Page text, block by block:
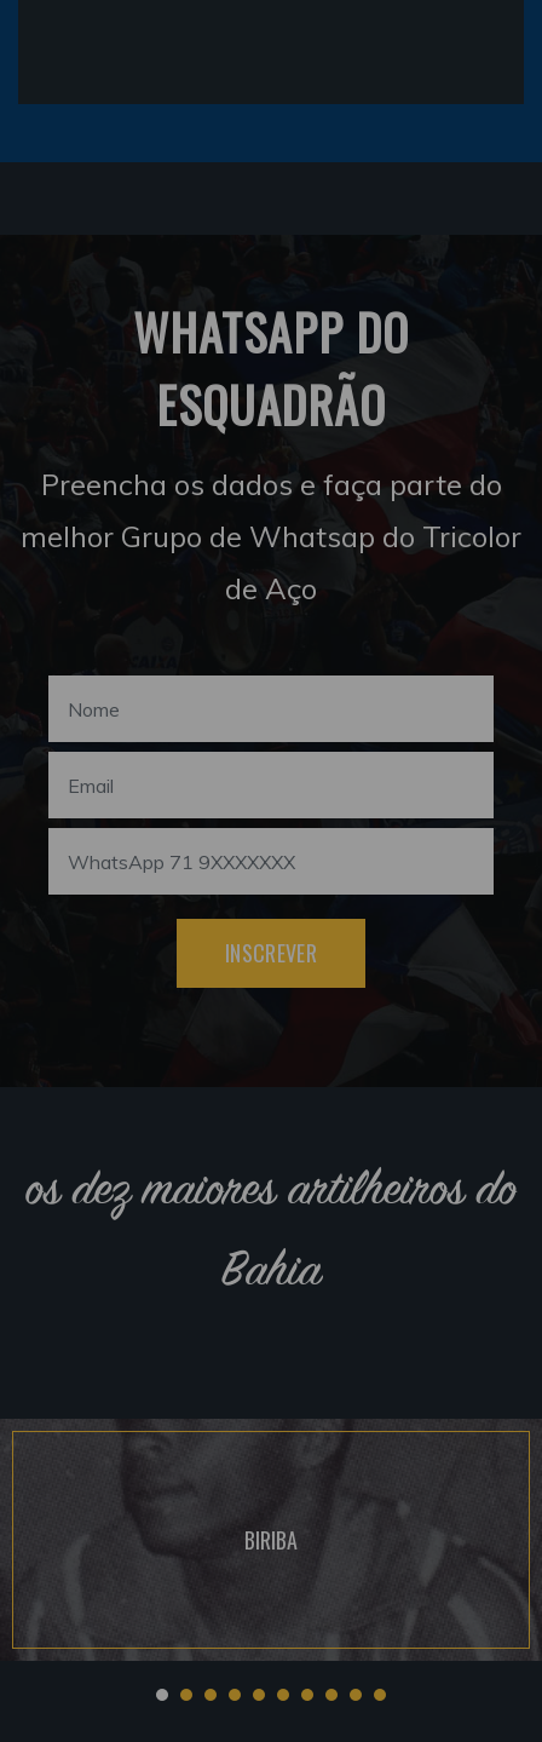
WHATSAPP DO
ESQUADRÃO
Preencha os dados e faça parte do
melhor Grupo de Whatsap do Tricolor
de Aço
INSCREVER
os dez maiores artilheiros do
Bahia
BIRIBA